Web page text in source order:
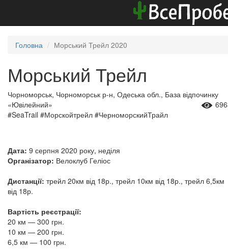
Головна Морський Трейл 2020
Морський Трейл
Чорноморськ, Чорноморськ р-н, Одеська обл., База відпочинку
«Ювілейний»
#SeaTrail #Морскойтрейл #ЧерноморскийТрайл
Дата: 9 серпня 2020 року, неділя
Організатор: Велоклуб Геліос
Дистанції: трейл 20км від 18р., трейл 10км від 18р., трейл 6,5км
від 18р.
Вартість реєстрації:
20 км — 300 грн.
10 км — 200 грн.
6,5 км — 100 грн.